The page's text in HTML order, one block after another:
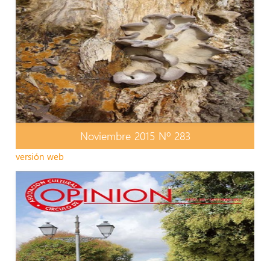
Noviembre 2015 Nº 283
versión web